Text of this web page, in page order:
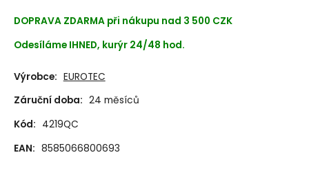
DOPRAVA ZDARMA při nákupu nad 3 500 CZK
Odesíláme IHNED, kurýr 24/48 hod.
Výrobce: EUROTEC
Záruční doba: 24 měsíců
Kód: 4219QC
EAN: 8585066800693